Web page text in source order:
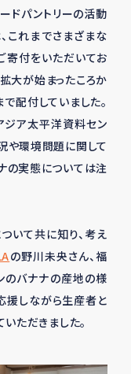
ドパントリーの活動
これまでさまざまな
寄付をいただいてお
大が始まったころか
配付していました。
ジア太平洋資料セン
や環境問題に関して
の実態については注
いて共に知り、考え
の野川未央さん、福
のバナナの産地の様
援しながら生産者と
ただきました。